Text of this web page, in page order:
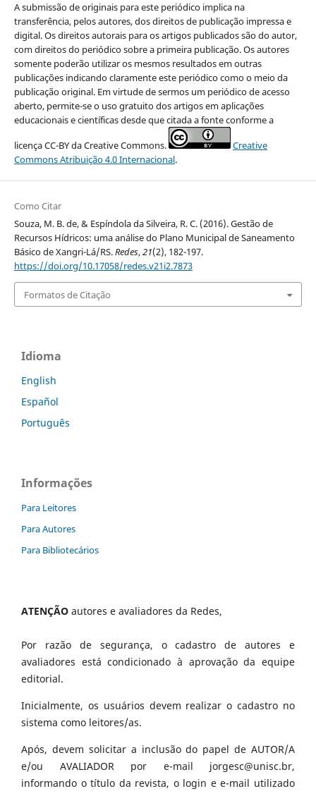
A submissão de originais para este periódico implica na
transferência, pelos autores, dos direitos de publicação impressa e
digital. Os direitos autorais para os artigos publicados são do autor,
com direitos do periódico sobre a primeira publicação. Os autores
somente poderão utilizar os mesmos resultados em outras
publicações indicando claramente este periódico como o meio da
publicação original. Em virtude de sermos um periódico de acesso
aberto, permite-se o uso gratuito dos artigos em aplicações
educacionais e científicas desde que citada a fonte conforme a
licença CC-BY da Creative Commons.
Creative
Commons Atribuição 4.0 Internacional.
Como Citar
Souza, M. B. de, & Espíndola da Silveira, R. C. (2016). Gestão de
Recursos Hídricos: uma análise do Plano Municipal de Saneamento
Básico de Xangri-Lá/RS.Redes,21(2), 182-197.
https://doi.org/10.17058/redes.v21i2.7873
Formatos de Citação
Idioma
English
Español
Português
Informações
Para Leitores
Para Autores
Para Bibliotecários
ATENÇÃO autores e avaliadores da Redes,
Por razão de segurança, o cadastro de autores e
avaliadores está condicionado à aprovação da equipe
editorial.
Inicialmente, os usuários devem realizar o cadastro no
sistema como leitores/as.
Após, devem solicitar a inclusão do papel de AUTOR/A
e/ou AVALIADOR por e-mail jorgesc@unisc.br,
informando o título da revista, o login e e-mail utilizado